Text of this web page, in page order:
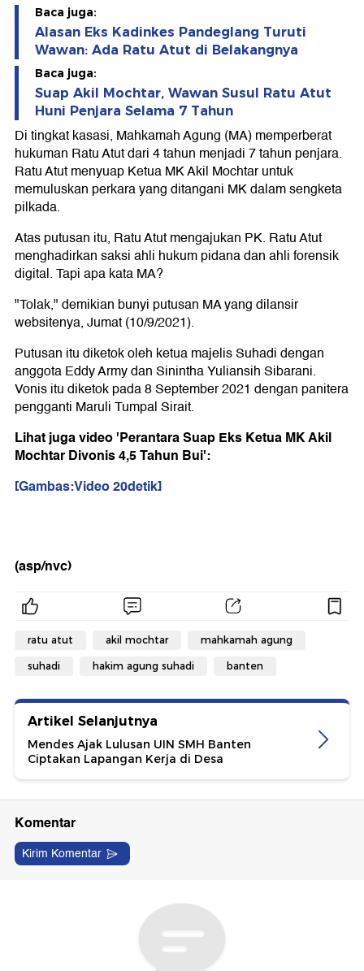
Baca juga:
Alasan Eks Kadinkes Pandeglang Turuti
Wawan: Ada Ratu Atut di Belakangnya
Baca juga:
Suap Akil Mochtar, Wawan Susul Ratu Atut
Huni Penjara Selama 7 Tahun
Di tingkat kasasi, Mahkamah Agung (MA) memperberat
hukuman Ratu Atut dari 4 tahun menjadi 7 tahun penjara.
Ratu Atut menyuap Ketua MK Akil Mochtar untuk
memuluskan perkara yang ditangani MK dalam sengketa
pilkada.
Atas putusan itu, Ratu Atut mengajukan PK. Ratu Atut
menghadirkan saksi ahli hukum pidana dan ahli forensik
digital. Tapi apa kata MA?
"Tolak," demikian bunyi putusan MA yang dilansir
websitenya, Jumat (10/9/2021).
Putusan itu diketok oleh ketua majelis Suhadi dengan
anggota Eddy Army dan Sinintha Yuliansih Sibarani.
Vonis itu diketok pada 8 September 2021 dengan panitera
pengganti Maruli Tumpal Sirait.
Lihat juga video 'Perantara Suap Eks Ketua MK Akil
Mochtar Divonis 4,5 Tahun Bui':
[Gambas:Video 20detik]
(asp/nvc)
ratu atut akil mochtar mahkamah agung
suhadi hakim agung suhadi banten
Artikel Selanjutnya
Mendes Ajak Lulusan UIN SMH Banten
Ciptakan Lapangan Kerja di Desa